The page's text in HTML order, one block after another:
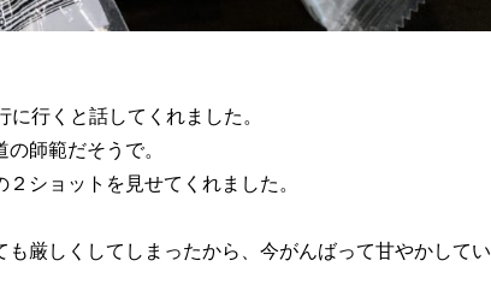
行くと話してくれました。
師範だそうで。
ショットを見せてくれました。
も厳しくしてしまったから、今がんばって甘やかしてい